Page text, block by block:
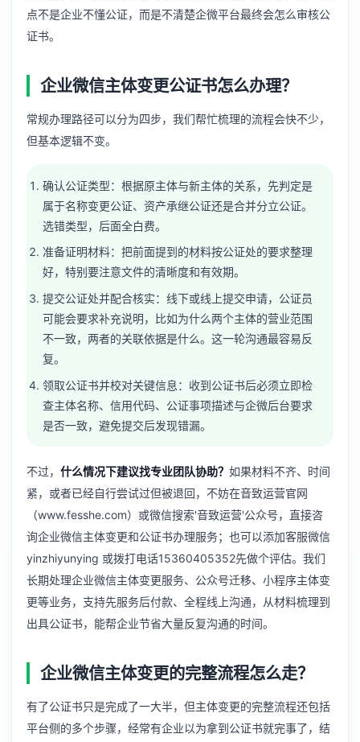
点不是企业不懂公证，而是不清楚企微平台最终会怎么审核公
证书。
企业微信主体变更公证书怎么办理？
常规办理路径可以分为四步，我们帮忙梳理的流程会快不少，
但基本逻辑不变。
确认公证类型：根据原主体与新主体的关系，先判定是
属于名称变更公证、资产承继公证还是合并分立公证。
选错类型，后面全白费。
准备证明材料：把前面提到的材料按公证处的要求整理
好，特别要注意文件的清晰度和有效期。
提交公证处并配合核实：线下或线上提交申请，公证员
可能会要求补充说明，比如为什么两个主体的营业范围
不一致，两者的关联依据是什么。这一轮沟通最容易反
复。
领取公证书并校对关键信息：收到公证书后必须立即检
查主体名称、信用代码、公证事项描述与企微后台要求
是否一致，避免提交后发现错漏。
不过， 什么情况下建议找专业团队协助？ 如果材料不齐、时间
紧，或者已经自行尝试过但被退回，不妨在音致运营官网
（www.fesshe.com）或微信搜索'音致运营'公众号，直接咨
询企业微信主体变更和公证书办理服务；也可以添加客服微信
yinzhiyunying 或拨打电话15360405352先做个评估。我们
长期处理企业微信主体变更服务、公众号迁移、小程序主体变
更等业务，支持先服务后付款、全程线上沟通，从材料梳理到
出具公证书，能帮企业节省大量反复沟通的时间。
企业微信主体变更的完整流程怎么走？
有了公证书只是完成了一大半，但主体变更的完整流程还包括
平台侧的多个步骤，经常有企业以为拿到公证书就完事了，结